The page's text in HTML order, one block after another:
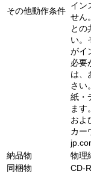
その他動作条件
イン
せん
との
い。
がイ
必要
は、
さい
紙・
ます
およ
カー
納品物
物理
同梱物
CD-